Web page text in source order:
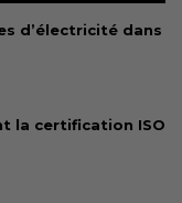
d’électricité dans
la certification ISO